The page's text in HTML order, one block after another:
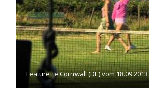
Featurette Cornwall (DE) vom 18.09.2013